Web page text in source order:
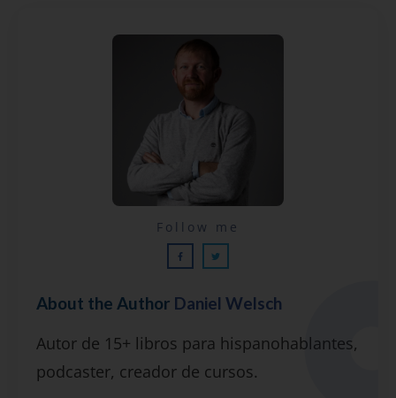
Lecciones por email...
Suscríbete y recibirás 2 o 3 lecciones
gratuitas por semana, además de la guía
"7 errores comunes al hablar inglés (y
About the Author Daniel Welsch
Autor de 15+ libros para hispanohablantes,
podcaster, creador de cursos.
Follow me